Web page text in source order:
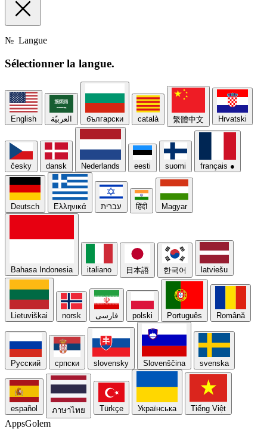
№ Langue
Sélectionner la langue.
English العربيّة български català 繁體中文 Hrvatski
česky dansk Nederlands eesti suomi français ●
Deutsch Ελληνικά עברית हिंदी Magyar
Bahasa Indonesia italiano 日本語 한국어 latviešu
Lietuviškai norsk فارسی polski Português Română
Русский српски slovensky Slovenščina svenska
español ภาษาไทย Türkçe Українська Tiếng Việt
AppsGolem